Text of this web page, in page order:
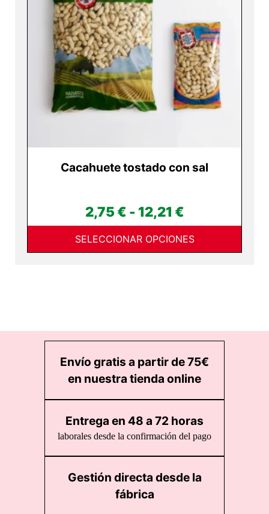
Cacahuete tostado con sal
2,75€ - 12,21 €Rango
de
precios:
12,21 €
SELECCIONAR OPCIONES
Las
opciones
se
pueden
elegir
en
la
página
Envío gratis a partir de 75€
en nuestra tienda online
Entrega en 48 a 72 horas
laborales desde la confirmación del pago
Gestión directa desde la
fábrica